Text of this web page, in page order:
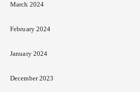
March 2024
February 2024
January 2024
December 2023